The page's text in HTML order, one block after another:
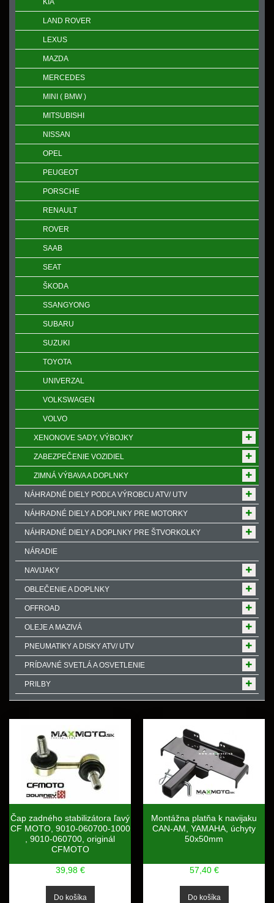
KIA
LAND ROVER
LEXUS
MAZDA
MERCEDES
MINI ( BMW )
MITSUBISHI
NISSAN
OPEL
PEUGEOT
PORSCHE
RENAULT
ROVER
SAAB
SEAT
ŠKODA
SSANGYONG
SUBARU
SUZUKI
TOYOTA
UNIVERZAL
VOLKSWAGEN
VOLVO
XENONOVE SADY, VÝBOJKY
ZABEZPEČENIE VOZIDIEL
ZIMNÁ VÝBAVA A DOPLNKY
NÁHRADNÉ DIELY PODĽA VÝROBCU ATV/ UTV
NÁHRADNÉ DIELY A DOPLNKY PRE MOTORKY
NÁHRADNÉ DIELY A DOPLNKY PRE ŠTVORKOLKY
NÁRADIE
NAVIJAKY
OBLEČENIE A DOPLNKY
OFFROAD
OLEJE A MAZIVÁ
PNEUMATIKY A DISKY ATV/ UTV
PRÍDAVNÉ SVETLÁ A OSVETLENIE
PRILBY
Čap zadného stabilizátora ľavý
CF MOTO, 9010-060700-1000
, 9010-060700, originál
CFMOTO
39,98 €
Montážna platňa k navijaku
CAN-AM, YAMAHA, úchyty
50x50mm
57,40 €